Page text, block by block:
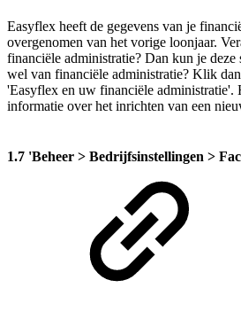
Easyflex heeft de gegevens van je
overgenomen van het vorige loonjaar.
financiële administratie? Dan kun je deze
wel van financiële administratie? Klik dan
'Easyflex en uw financiële administratie'.
informatie over het inrichten van een
1.7 'Beheer > Bedrijfsinstellingen >